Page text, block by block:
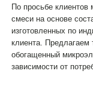
По просьбе клиентов
смеси на основе
изготовленных по
клиента. Предлагаем
обогащенный
зависимости от